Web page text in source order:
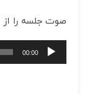
صوت جلسه را از
پخش‌کننده
صوت
00:00